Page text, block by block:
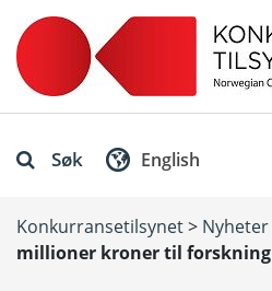
Søk English
Konkurransetilsynet> Nyheter
millioner kroner til forskning